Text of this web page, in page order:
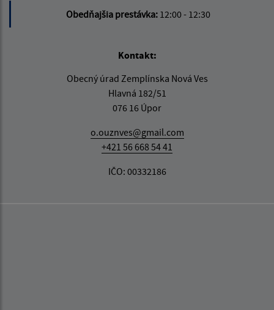
Obedňajšia prestávka: 12:00 - 12:30
Kontakt:
Obecný úrad Zemplínska Nová Ves
Hlavná 182/51
076 16 Úpor
o.ouznves@gmail.com
+421 56 668 54 41
IČO: 00332186